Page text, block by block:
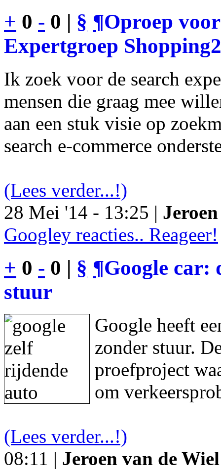
+ 0 - 0 | § ¶Oproep
Expertgroep
Ik zoek voor de search
mensen die graag mee
aan een stuk visie op
search e-commerce
(Lees verder...!)
28 Mei '14 - 13:25 |
Googley reacties.. Reageer!
+ 0 - 0 | § ¶Google car:
stuur
Google heeft
zonder stuur.
proefproject
om
(Lees verder...!)
08:11 | Jeroen van de Wiel